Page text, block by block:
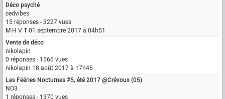
Déco psyché
cedvibes
15 réponses - 3227 vues
M H V T01 septembre 2017 à 04h51
Vente de déco
nikolapin
0 réponses - 1666 vues
nikolapin 18 août 2017 à 17h46
Les Fééries Nocturnes #5, été 2017 @Crévoux (05)
NO3
1 réponses - 1370 vues